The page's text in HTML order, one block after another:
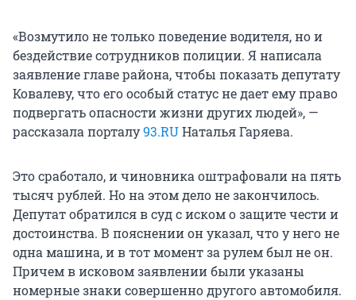
«Возмутило не только поведение водителя, но и
бездействие сотрудников полиции. Я написала
заявление главе района, чтобы показать депутату
Ковалеву, что его особый статус не дает ему право
подвергать опасности жизни других людей», —
рассказала порталу93.RUНаталья Гаряева.
Это сработало, и чиновника оштрафовали на пять
тысяч рублей. Но на этом дело не закончилось.
Депутат обратился в суд с иском о защите чести и
достоинства. В пояснении он указал, что у него не
одна машина, и в тот момент за рулем был не он.
Причем в исковом заявлении были указаны
номерные знаки совершенно другого автомобиля.